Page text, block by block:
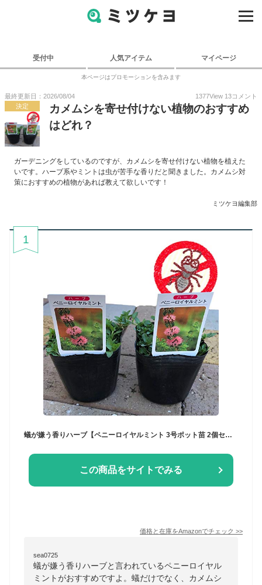
受付中 人気アイテム マイページ
本ページはプロモーションを含みます
最終更新日：2026/08/04 1377View 13コメント
決定
カメムシを寄せ付けない植物のおすすめ
はどれ？
ガーデニングをしているのですが、カメムシを寄せ付けない植物を植えた
いです。ハーブ系やミントは虫が苦手な香りだと聞きました。カメムシ対
策におすすめの植物があれば教えて欲しいです！
ミツケヨ編集部
1
蟻が嫌う香りハーブ【ペニーロイヤルミント 3号ポット苗 2個セット】虫 が苦手 虫よけ ハーブ カメムシ ノミ アリ に効く 植物 おまかせ 園芸 ガーデニング 寄せ植え 鉢花 鉢植え 苗 香り (ペニーロイヤルミント(カメムシ・ノミ・アリに効く）3号ポット×2個)
この商品をサイトでみる
価格と在庫をAmazonでチェック >>
sea0725
蟻が嫌う香りハーブと言われているペニーロイヤル
ミントがおすすめですよ。蟻だけでなく、カメムシ